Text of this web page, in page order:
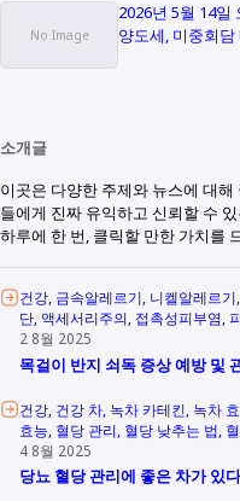
2026년 5월 14일
양도세, 미중회
소개글
이곳은 다양한 주제와 뉴스에 대
들에게 진짜 유익하고 신뢰할 수
하루에 한 번, 클릭할 만한 가치를
건강 금속알레르기 니켈알레르기
단 액세서리주의 접촉성피부염
2 8월 2025
목걸이 반지 쇠독 증상 예방 및
건강 건강 차 녹차 카테킨 녹차
효능 혈당 관리 혈당 낮추는 법
4 8월 2025
당뇨 혈당 관리에 좋은 차가 있